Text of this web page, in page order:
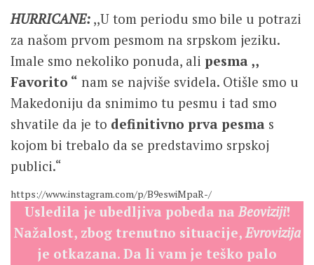
HURRICANE: ,,U tom periodu smo bile u potrazi
za našom prvom pesmom na srpskom jeziku.
Imale smo nekoliko ponuda, ali pesma ,,
Favorito “ nam se najviše svidela. Otišle smo u
Makedoniju da snimimo tu pesmu i tad smo
shvatile da je to definitivno prva pesma s
kojom bi trebalo da se predstavimo srpskoj
publici.“
https://www.instagram.com/p/B9eswiMpaR-/
Usledila je ubedljiva pobeda na Beoviziji!
Nažalost, zbog trenutno situacije, Evrovizija
je otkazana. Da li vam je teško palo